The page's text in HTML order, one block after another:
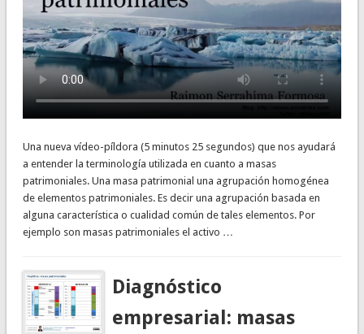
Una nueva vídeo-píldora (5 minutos 25 segundos) que nos ayudará
a entender la terminología utilizada en cuanto a masas
patrimoniales. Una masa patrimonial una agrupación homogénea
de elementos patrimoniales. Es decir una agrupación basada en
alguna característica o cualidad común de tales elementos. Por
ejemplo son masas patrimoniales el activo …
Diagnóstico
empresarial: masas